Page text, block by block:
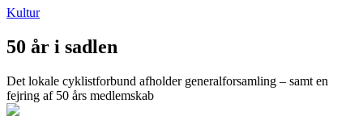
Kultur
50 år i sadlen
Det lokale cyklistforbund afholder general­forsamling – samt en
fejring af 50 års medlemskab